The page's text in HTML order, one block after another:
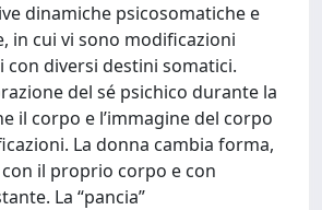
dinamiche psicosomatiche e
in cui vi sono modificazioni
con diversi destini somatici.
del sé psichico durante la
il corpo e l’immagine del corpo
La donna cambia forma,
il proprio corpo e con
La “pancia”